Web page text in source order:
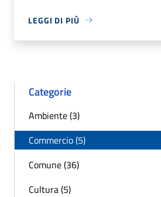
LEGGI DI PIÙ
Categorie
Ambiente (3)
Commercio (5)
Comune (36)
Cultura (5)